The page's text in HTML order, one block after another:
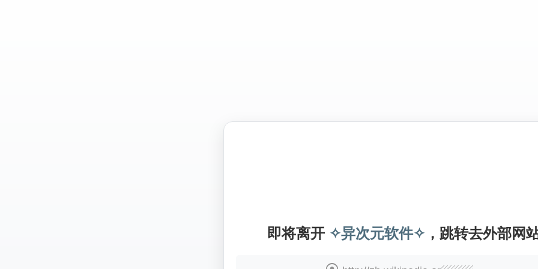
即将离开 ✧异次元软件✧ ，跳转去外部网